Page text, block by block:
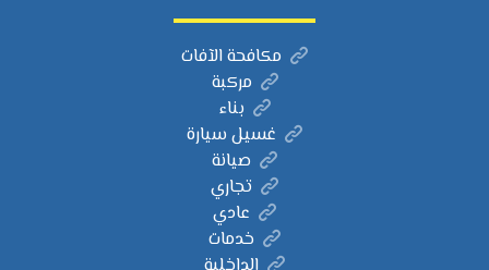
مكافحة الآفات
مركبة
بناء
غسيل سيارة
صيانة
تجاري
عادي
خدمات